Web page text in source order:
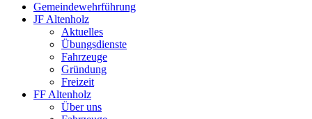
Gemeindewehrführung
JF Altenholz
Aktuelles
Übungsdienste
Fahrzeuge
Gründung
Freizeit
FF Altenholz
Über uns